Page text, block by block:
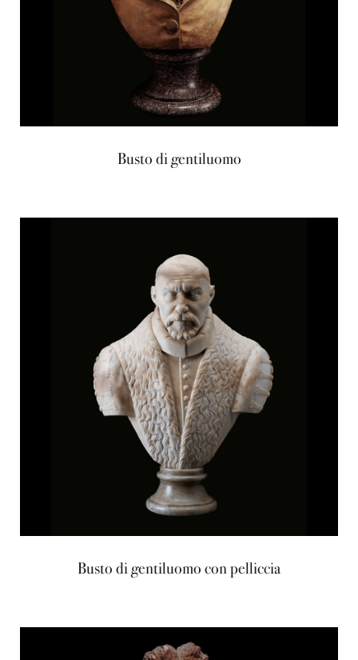
Busto di gentiluomo
Busto di gentiluomo con pelliccia